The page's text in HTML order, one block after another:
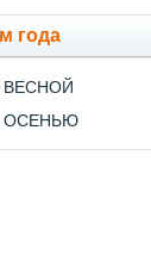
года
ВЕСНОЙ
ОСЕНЬЮ